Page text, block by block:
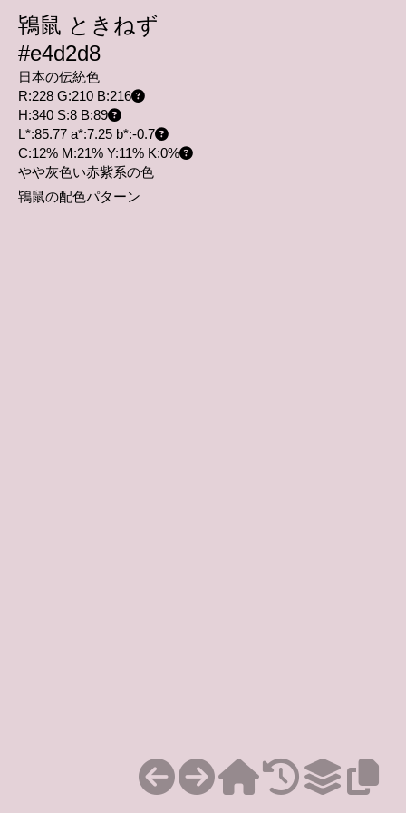
鴇鼠 ときねず
#e4d2d8
日本の伝統色
R:228 G:210 B:216
H:340 S:8 B:89
L*:85.77 a*:7.25 b*:-0.7
C:12% M:21% Y:11% K:0%
やや灰色い赤紫系の色
鴇鼠の配色パターン